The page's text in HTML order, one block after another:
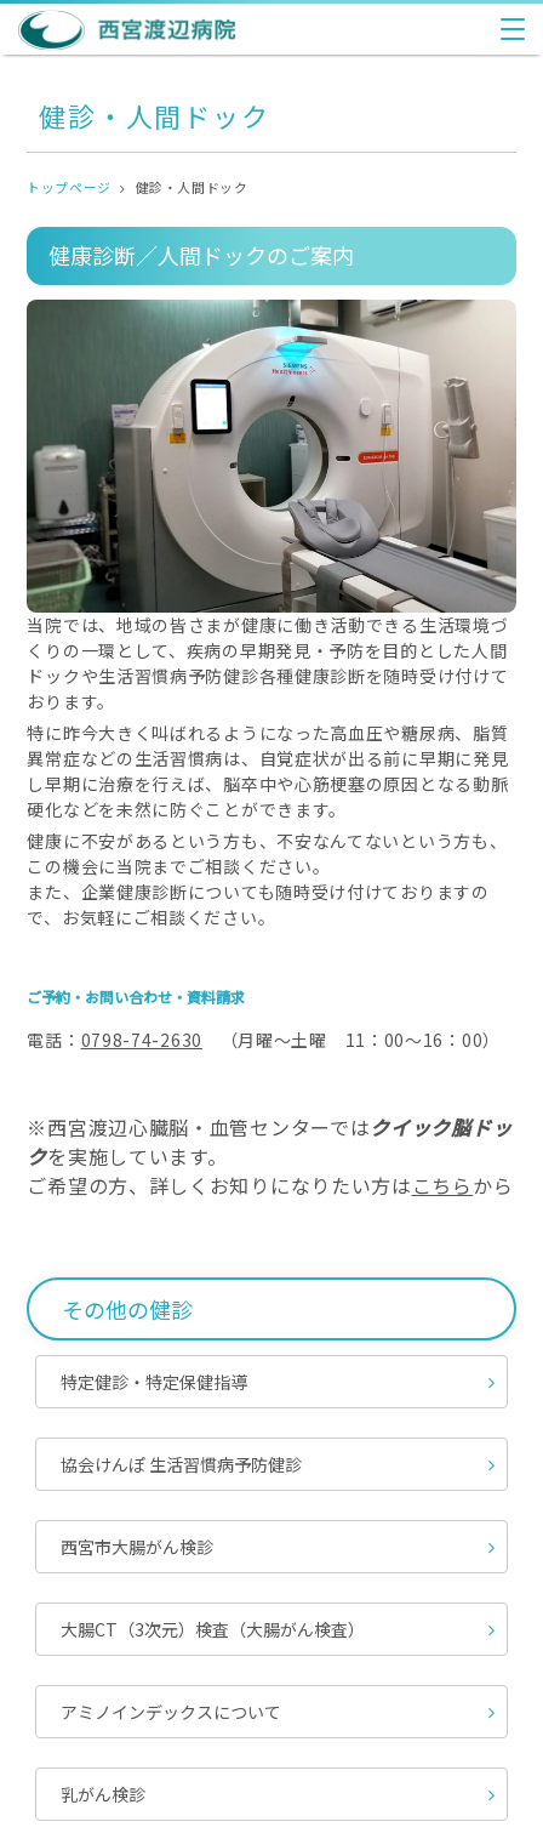
健診・人間ドック
トップページ 健診・人間ドック
健康診断／人間ドックのご案内
当院では、地域の皆さまが健康に働き活動できる生活環境づ
くりの一環として、疾病の早期発見・予防を目的とした人間
ドックや生活習慣病予防健診各種健康診断を随時受け付けて
おります。
特に昨今大きく叫ばれるようになった高血圧や糖尿病、脂質
異常症などの生活習慣病は、自覚症状が出る前に早期に発見
し早期に治療を行えば、脳卒中や心筋梗塞の原因となる動脈
硬化などを未然に防ぐことができます。
健康に不安があるという方も、不安なんてないという方も、
この機会に当院までご相談ください。
また、企業健康診断についても随時受け付けておりますの
で、お気軽にご相談ください。
ご予約・お問い合わせ・資料請求
電話： 0798-74-2630 （月曜～土曜 11：00～16：00）
※西宮渡辺心臓脳・血管センターではクイック脳ドッ
クを実施しています。
ご希望の方、詳しくお知りになりたい方は こちらから
その他の健診
特定健診・特定保健指導
協会けんぽ 生活習慣病予防健診
西宮市大腸がん検診
大腸CT（3次元）検査（大腸がん検査）
アミノインデックスについて
乳がん検診